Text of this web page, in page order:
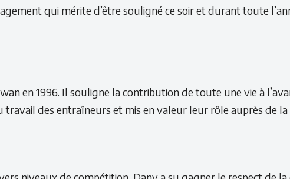
qui mérite d’être souligné ce soir et durant toute
en 1996. Il souligne la contribution de toute une vie à
des entraîneurs et mis en valeur leur rôle auprès de la